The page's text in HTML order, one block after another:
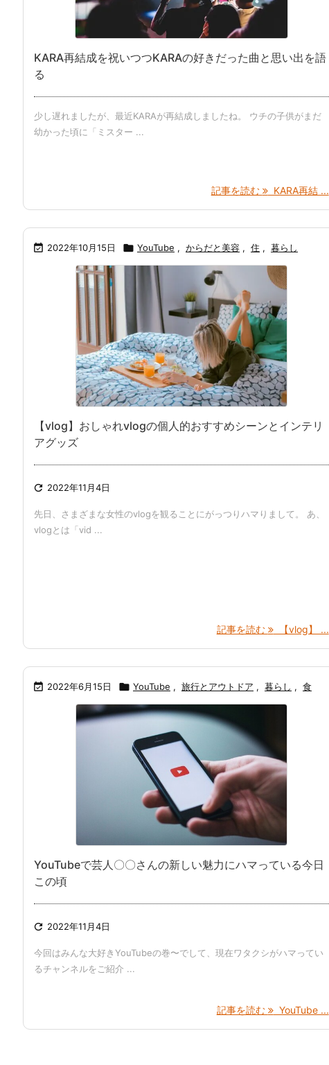
KARA再結成を祝いつつKARAの好きだった曲と思い出を語
る
少し遅れましたが、最近KARAが再結成しましたね。 ウチの子供がまだ
幼かった頃に「ミスター ...
記事を読む KARA再結 ...
 2022年10月15日  YouTube , からだと美容 , 住 , 暮らし
【vlog】おしゃれvlogの個人的おすすめシーンとインテリ
アグッズ
 2022年11月4日
先日、さまざまな女性のvlogを観ることにがっつりハマりまして。 あ、
vlogとは「vid ...
記事を読む 【vlog】 ...
 2022年6月15日  YouTube , 旅行とアウトドア , 暮らし , 食
YouTubeで芸人〇〇さんの新しい魅力にハマっている今日
この頃
 2022年11月4日
今回はみんな大好きYouTubeの巻〜でして、現在ワタクシがハマってい
るチャンネルをご紹介 ...
記事を読む YouTube ...